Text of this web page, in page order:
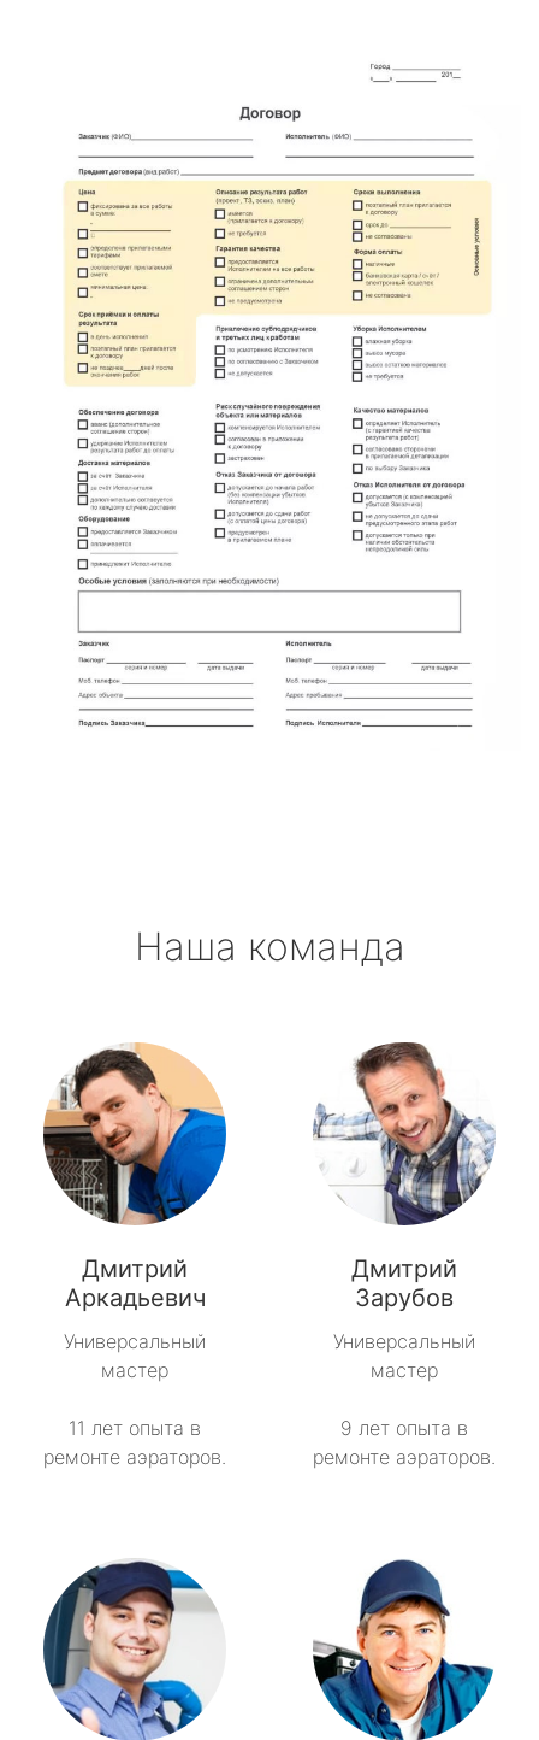
Наша команда
Дмитрий
Аркадьевич
Универсальный
мастер
11 лет опыта в
ремонте аэраторов.
Дмитрий
Зарубов
Универсальный
мастер
9 лет опыта в
ремонте аэраторов.